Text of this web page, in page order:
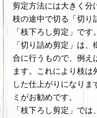
剪定方法には大きく分
枝の途中で切る「切り
「枝下ろし剪定」です。
「切り詰め剪定」は
合に行うもので、例え
ます。これにより枝は
した仕上がりになりま
ミがお勧めです。
「枝下ろし剪定」では